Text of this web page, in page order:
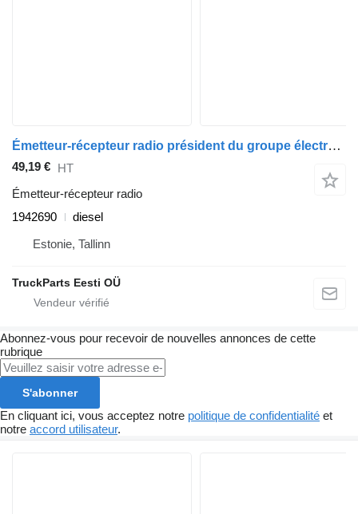
Émetteur-récepteur radio président du groupe électronique Teddy 1942690 pour tracteur routier Volvo FH (01.13)
49,19 € HT
Émetteur-récepteur radio
1942690
diesel
Estonie, Tallinn
TruckParts Eesti OÜ
Abonnez-vous pour recevoir de nouvelles annonces de cette
rubrique
S'abonner
En cliquant ici, vous acceptez notre politique de confidentialité et
notre accord utilisateur.